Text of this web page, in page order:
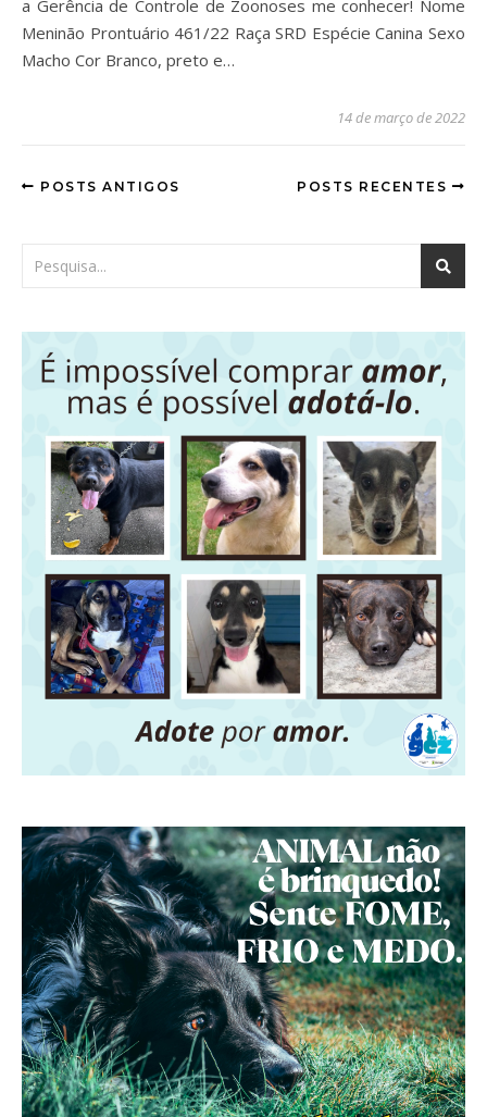
a Gerência de Controle de Zoonoses me conhecer! Nome
Meninão Prontuário 461/22 Raça SRD Espécie Canina Sexo
Macho Cor Branco, preto e…
14 de março de 2022
POSTS ANTIGOS POSTS RECENTES